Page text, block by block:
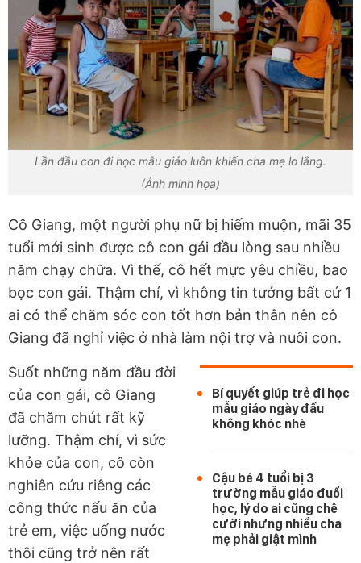
Lần đầu con đi học mẫu giáo luôn khiến cha mẹ lo lắng.
(Ảnh minh họa)
Cô Giang, một người phụ nữ bị hiếm muộn, mãi 35
tuổi mới sinh được cô con gái đầu lòng sau nhiều
năm chạy chữa. Vì thế, cô hết mực yêu chiều, bao
bọc con gái. Thậm chí, vì không tin tưởng bất cứ 1
ai có thể chăm sóc con tốt hơn bản thân nên cô
Giang đã nghỉ việc ở nhà làm nội trợ và nuôi con.
Bí quyết giúp trẻ đi học
mẫu giáo ngày đầu
không khóc nhè
Cậu bé 4 tuổi bị 3
trường mẫu giáo đuổi
học, lý do ai cũng chê
cười nhưng nhiều cha
mẹ phải giật mình
Suốt những năm đầu đời
của con gái, cô Giang
đã chăm chút rất kỹ
lưỡng. Thậm chí, vì sức
khỏe của con, cô còn
nghiên cứu riêng các
công thức nấu ăn của
trẻ em, việc uống nước
thôi cũng trở nên rất